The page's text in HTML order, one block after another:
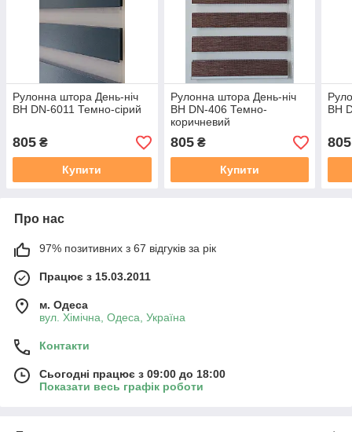
Рулонна штора День-ніч
BН DN-6011 Темно-сірий
805 ₴
Купити
Рулонна штора День-ніч
ВН DN-406 Темно-
коричневий
805₴
Купити
ВН
805
Про нас
97% позитивних з 67 відгуків за рік
Працює з 15.03.2011
м. Одеса
вул. Хiмiчна, Одеса, Україна
Контакти
Сьогодні працює з 09:00 до 18:00
Показати весь графік роботи